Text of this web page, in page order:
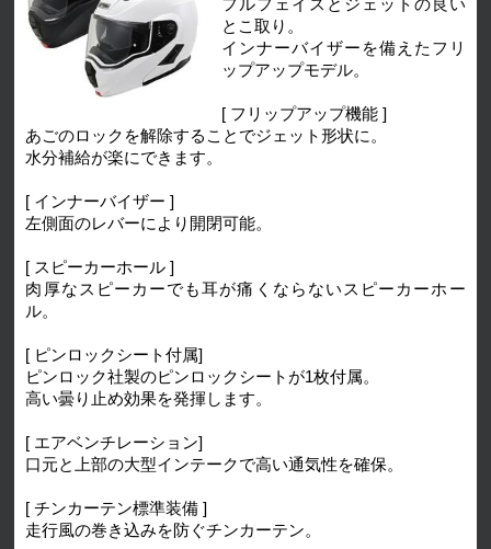
フルフェイスとジェットの良い
とこ取り。
インナーバイザーを備えたフリ
ップアップモデル。
[ フリップアップ機能 ]
あごのロックを解除することでジェット形状に。
水分補給が楽にできます。
[ インナーバイザー ]
左側面のレバーにより開閉可能。
[ スピーカーホール ]
肉厚なスピーカーでも耳が痛くならないスピーカーホー
ル。
[ ピンロックシート付属]
ピンロック社製のピンロックシートが1枚付属。
高い曇り止め効果を発揮します。
[ エアベンチレーション]
口元と上部の大型インテークで高い通気性を確保。
[ チンカーテン標準装備 ]
走行風の巻き込みを防ぐチンカーテン。